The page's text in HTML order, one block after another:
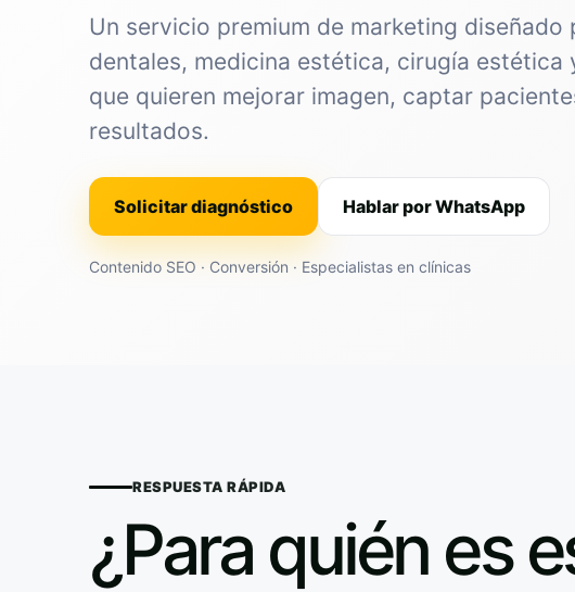
Un servicio premium de marketing diseñado
dentales, medicina estética, cirugía estética
que quieren mejorar imagen, captar
resultados.
Solicitar diagnóstico Hablar por WhatsApp
Contenido SEO · Conversión · Especialistas en clínicas
RESPUESTA RÁPIDA
¿Para quién es